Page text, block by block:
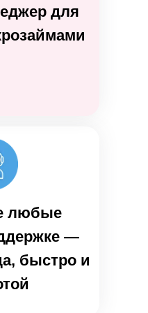
любые
—
быстро и
для